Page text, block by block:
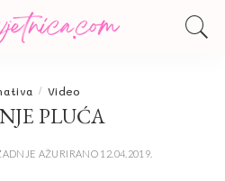
Video
PLUĆA
AŽURIRANO 12.04.2019.